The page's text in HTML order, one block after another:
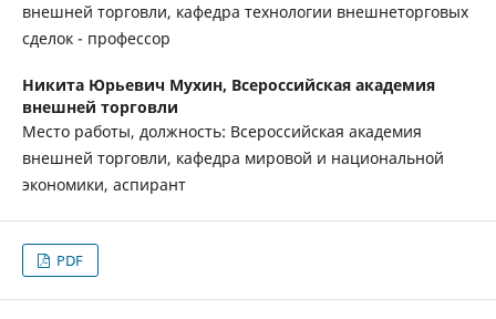
внешней торговли, кафедра технологии внешнеторговых
сделок - профессор
Никита Юрьевич Мухин, Всероссийская академия
внешней торговли
Место работы, должность: Всероссийская академия
внешней торговли, кафедра мировой и национальной
экономики, аспирант
PDF